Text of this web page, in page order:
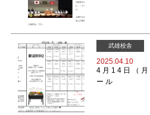
武雄校舎
2025.04.10
4月14日（月
ール